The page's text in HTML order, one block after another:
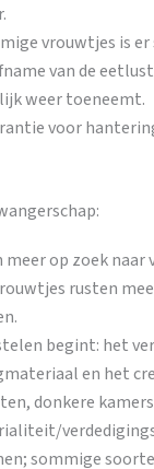
vrouwtjes is er
van de
weer toeneemt.
voor
meer op zoek naar
rusten
begint: het
en het
donkere
sommige